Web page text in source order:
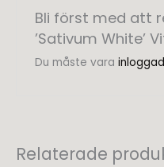
Bli först med att
’Sativum White’
Du måste vara inloggad
Relaterade